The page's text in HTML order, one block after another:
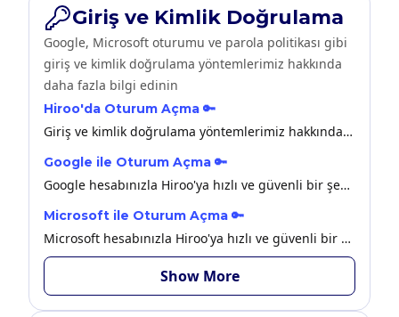
Giriş ve Kimlik Doğrulama
Google, Microsoft oturumu ve parola politikası gibi
giriş ve kimlik doğrulama yöntemlerimiz hakkında
daha fazla bilgi edinin
Hiroo'da Oturum Açma 🔑
Giriş ve kimlik doğrulama yöntemlerimiz hakkında daha fazla bilgi edinin.
Google ile Oturum Açma 🔑
Google hesabınızla Hiroo'ya hızlı ve güvenli bir şekilde giriş yapabilirsiniz.
Microsoft ile Oturum Açma 🔑
Microsoft hesabınızla Hiroo'ya hızlı ve güvenli bir şekilde giriş yapabilirsiniz.
Show More